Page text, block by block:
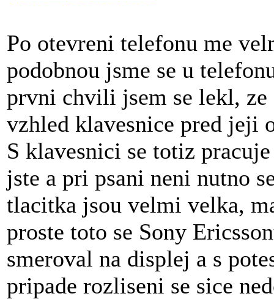
Po otevreni telefonu me
podobnou jsme se u
prvni chvili jsem se lekl, ze
vzhled klavesnice pred jeji
S klavesnici se totiz
jste a pri psani neni nutno
tlacitka jsou velmi velka,
proste toto se Sony
smeroval na displej a s
pripade rozliseni se sice